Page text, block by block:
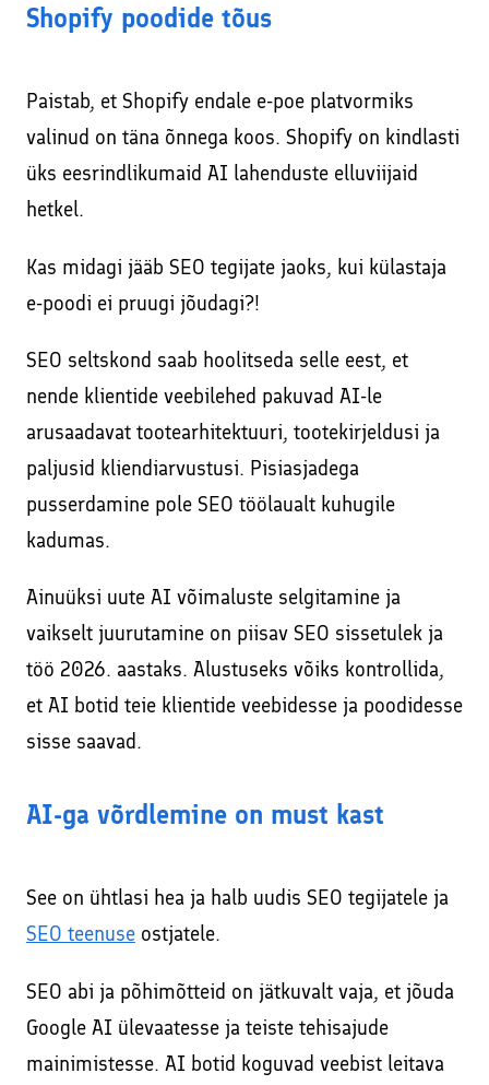
Shopify poodide tõus
Paistab, et Shopify endale e-poe platvormiks
valinud on täna õnnega koos. Shopify on kindlasti
üks eesrindlikumaid AI lahenduste elluviijaid
hetkel.
Kas midagi jääb SEO tegijate jaoks, kui külastaja
e-poodi ei pruugi jõudagi?!
SEO seltskond saab hoolitseda selle eest, et
nende klientide veebilehed pakuvad AI-le
arusaadavat tootearhitektuuri, tootekirjeldusi ja
paljusid kliendiarvustusi. Pisiasjadega
pusserdamine pole SEO töölaualt kuhugile
kadumas.
Ainuüksi uute AI võimaluste selgitamine ja
vaikselt juurutamine on piisav SEO sissetulek ja
töö 2026. aastaks. Alustuseks võiks kontrollida,
et AI botid teie klientide veebidesse ja poodidesse
sisse saavad.
AI-ga võrdlemine on must kast
See on ühtlasi hea ja halb uudis SEO tegijatele ja
SEO teenuseostjatele.
SEO abi ja põhimõtteid on jätkuvalt vaja, et jõuda
Google AI ülevaatesse ja teiste tehisajude
mainimistesse. AI botid koguvad veebist leitava